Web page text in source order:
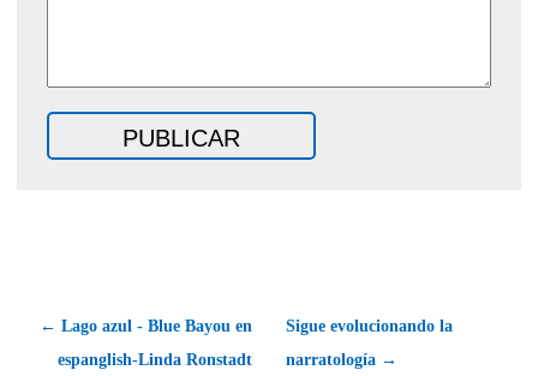
← Lago azul - Blue Bayou en
espanglish-Linda Ronstadt
Sigue evolucionando la
narratología →